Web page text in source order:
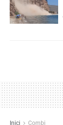
Inici Combi